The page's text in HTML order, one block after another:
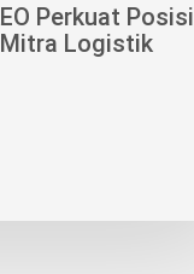
Perkuat Posisi
Logistik